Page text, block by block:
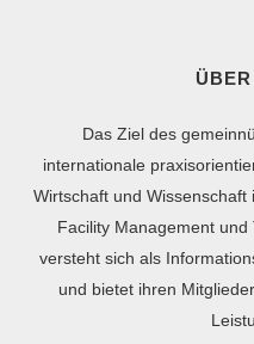
Das Ziel des
internationale
Wirtschaft und Wissenschaft
Facility Management und
versteht sich als
und bietet ihren